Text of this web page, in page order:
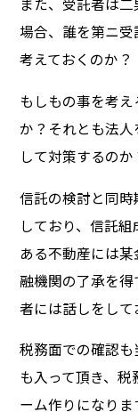
また、受託者は
場合、誰を第ニ受
考えておくのか？
もしもの事を考
か？それとも法人
して対策するのか
信託の検討と同
しており、信託組
ある不動産には
融機関の了承を
者には話しをして
税務面での確認
も入って頂き、
ーム作りになりま